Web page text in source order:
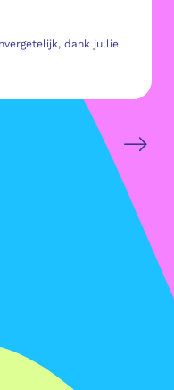
dank jullie